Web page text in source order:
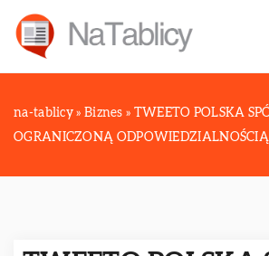
na-tablicy » Biznes » TWEETO POLSKA
OGRANICZONĄ ODPOWIEDZIALNOŚCIĄ